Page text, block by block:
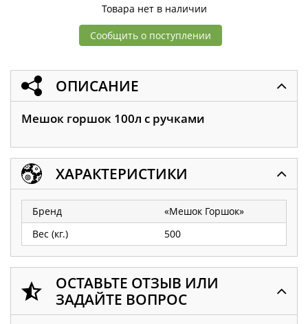
Товара нет в наличии
Сообщить о поступлении
ОПИСАНИЕ
Мешок горшок 100л с ручками
ХАРАКТЕРИСТИКИ
Бренд
«Мешок Горшок»
Вес (кг.)
500
ОСТАВЬТЕ ОТЗЫВ ИЛИ
ЗАДАЙТЕ ВОПРОС